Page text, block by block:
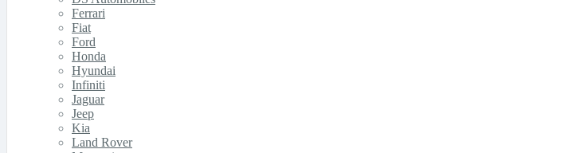
Ferrari
Fiat
Ford
Honda
Hyundai
Infiniti
Jaguar
Jeep
Kia
Land Rover